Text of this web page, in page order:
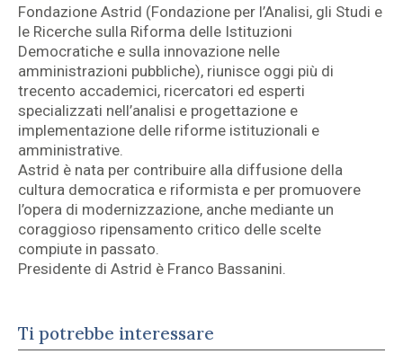
Fondazione Astrid (Fondazione per l’Analisi, gli Studi e
le Ricerche sulla Riforma delle Istituzioni
Democratiche e sulla innovazione nelle
amministrazioni pubbliche), riunisce oggi più di
trecento accademici, ricercatori ed esperti
specializzati nell’analisi e progettazione e
implementazione delle riforme istituzionali e
amministrative.
Astrid è nata per contribuire alla diffusione della
cultura democratica e riformista e per promuovere
l’opera di modernizzazione, anche mediante un
coraggioso ripensamento critico delle scelte
compiute in passato.
Presidente di Astrid è Franco Bassanini.
Ti potrebbe interessare